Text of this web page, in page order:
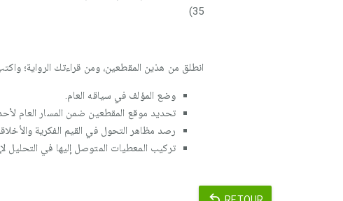
35)
انطلق من هذين المقطعين، ومن قراءتك الرواية؛
وضع المؤلف في سياقه العام.
تحديد موقع المقطعين ضمن المسار العام
رصد مظاهر التحول في القيم الفكرية
تركيب المعطيات المتوصل إليها في التحليل